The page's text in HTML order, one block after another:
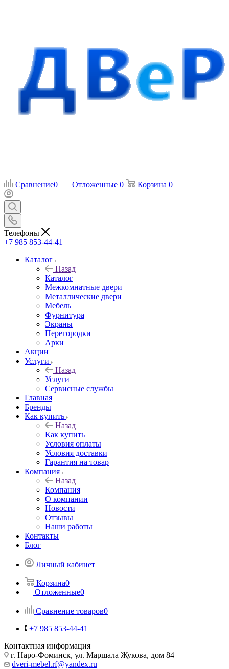
Сравнение0 Отложенные 0 Корзина 0
Телефоны
+7 985 853-44-41
Каталог
Назад
Каталог
Межкомнатные двери
Металлические двери
Мебель
Фурнитура
Экраны
Перегородки
Арки
Акции
Услуги
Назад
Услуги
Сервисные службы
Главная
Бренды
Как купить
Назад
Как купить
Условия оплаты
Условия доставки
Гарантия на товар
Компания
Назад
Компания
О компании
Новости
Отзывы
Наши работы
Контакты
Блог
Личный кабинет
Корзина0
Отложенные0
Сравнение товаров0
+7 985 853-44-41
Контактная информация
г. Наро-Фоминск, ул. Маршала Жукова, дом 84
dveri-mebel.rf@yandex.ru